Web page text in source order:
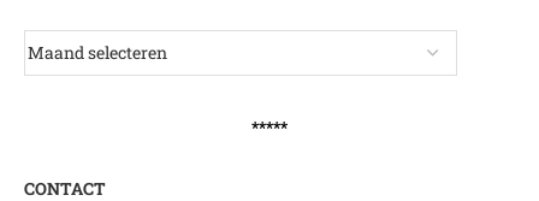
*****
CONTACT